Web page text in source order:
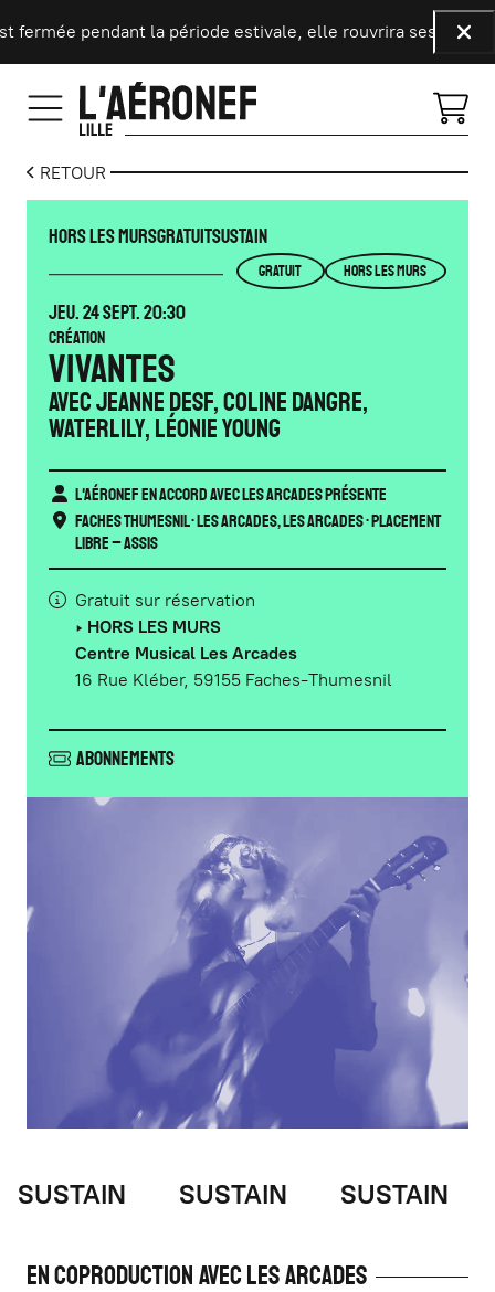
pendant la période estivale, elle rouvrira ses portes le
RETOUR
HORS LES MURSGRATUITSUSTAIN
GRATUIT HORS LES MURS
JEUDI
JEU. 24SEPTEMBRE
SEPT. 20:30
Création
Vivantes
avec Jeanne Desf, Coline Dangre,
Waterlily, Léonie Young
L'Aéronef en accord avec Les Arcades présente
Faches Thumesnil• Les Arcades, Les Arcades• Placement
libre – Assis
Gratuit sur réservation
‣ HORS LES MURS
Centre Musical Les Arcades
16 Rue Kléber, 59155 Faches-Thumesnil
Abonnements
SUSTAIN SUSTAIN
En coproduction avec les Arcades